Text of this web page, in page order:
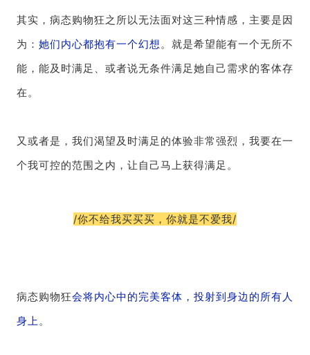
其实，病态购物狂之所以无法面对这三种情感，主要是因
为： 她们内心都抱有一个幻想。就是希望能有一个无所不
能，能及时满足、或者说无条件满足她自己需求的客体存
在。
又或者是，我们渴望及时满足的体验非常强烈，我要在一
个我可控的范围之内，让自己马上获得满足。
/你不给我买买买，你就是不爱我/
病态购物狂会将内心中的完美客体，投射到身边的所有人
身上。